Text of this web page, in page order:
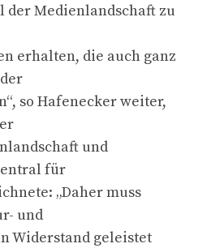
Medienlandschaft zu
erhalten, die auch ganz
so Hafenecker weiter,
und
für
„Daher muss
und
Widerstand geleistet